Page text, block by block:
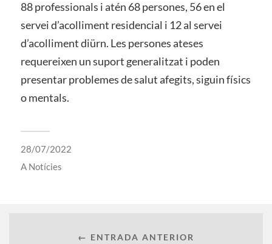
88 professionals i atén 68 persones, 56 en el
servei d’acolliment residencial i 12 al servei
d’acolliment diürn. Les persones ateses
requereixen un suport generalitzat i poden
presentar problemes de salut afegits, siguin físics
o mentals.
28/07/2022
A Notícies
← ENTRADA ANTERIOR